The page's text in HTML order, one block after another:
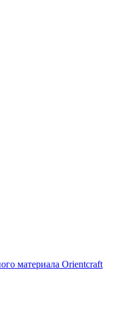
материала Orientcraft